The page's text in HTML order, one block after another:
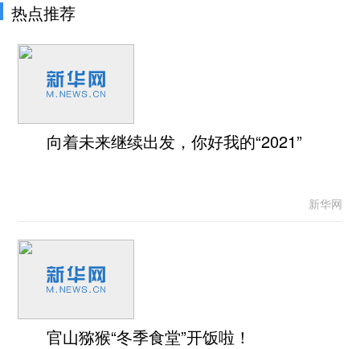
热点推荐
向着未来继续出发，你好我的“2021”
新华网
官山猕猴“冬季食堂”开饭啦！